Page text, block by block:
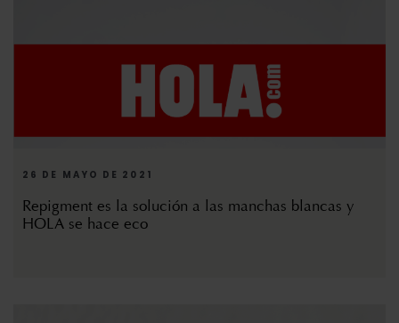
26 DE MAYO DE 2021
Repigment es la solución a las manchas blancas y
HOLA se hace eco